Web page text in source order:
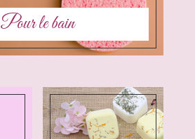
Pour le bain